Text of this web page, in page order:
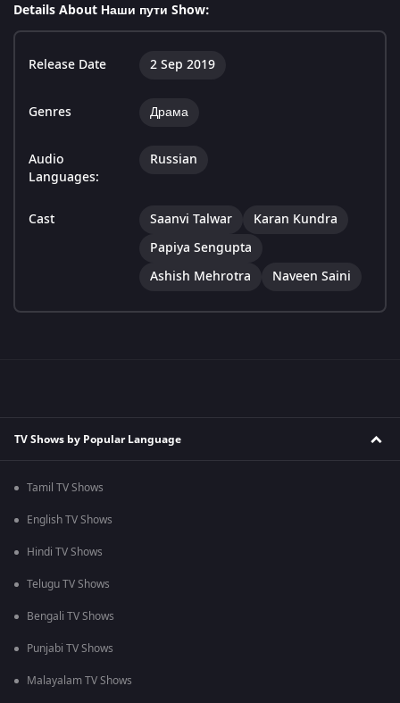
Details About Наши пути Show:
Release Date 2 Sep 2019
Genres Драма
Audio
Languages:
Russian
Cast Saanvi Talwar
Karan Kundra
Papiya Sengupta
Ashish Mehrotra
Naveen Saini
TV Shows by Popular Language
Tamil TV Shows
English TV Shows
Hindi TV Shows
Telugu TV Shows
Bengali TV Shows
Punjabi TV Shows
Malayalam TV Shows